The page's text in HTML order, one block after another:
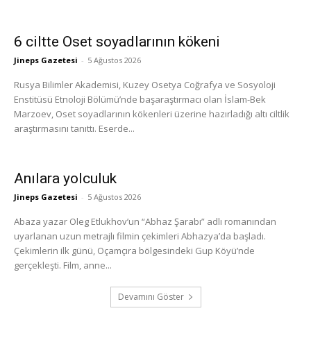
6 ciltte Oset soyadlarının kökeni
Jineps Gazetesi - 5 Ağustos 2026
Rusya Bilimler Akademisi, Kuzey Osetya Coğrafya ve Sosyoloji
Enstitüsü Etnoloji Bölümü’nde başaraştırmacı olan İslam-Bek
Marzoev, Oset soyadlarının kökenleri üzerine hazırladığı altı ciltlik
araştırmasını tanıttı. Eserde...
Anılara yolculuk
Jineps Gazetesi - 5 Ağustos 2026
Abaza yazar Oleg Etlukhov’un “Abhaz Şarabı” adlı romanından
uyarlanan uzun metrajlı filmin çekimleri Abhazya’da başladı.
Çekimlerin ilk günü, Oçamçıra bölgesindeki Gup Köyü’nde
gerçekleşti. Film, anne...
Devamını Göster